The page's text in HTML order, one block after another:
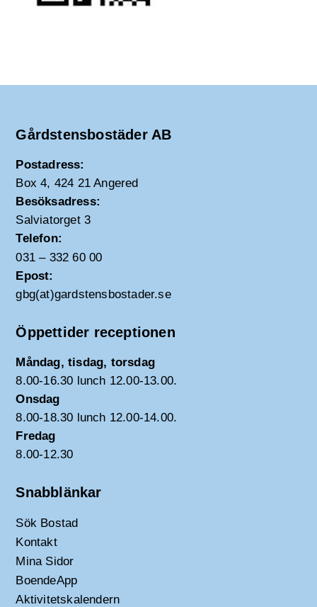
Gårdstensbostäder AB
Postadress:
Box 4, 424 21 Angered
Besöksadress:
Salviatorget 3
Telefon:
031 – 332 60 00
Epost:
gbg(at)gardstensbostader.se
Öppettider receptionen
Måndag, tisdag, torsdag
8.00-16.30 lunch 12.00-13.00.
Onsdag
8.00-18.30 lunch 12.00-14.00.
Fredag
8.00-12.30
Snabblänkar
Sök Bostad
Kontakt
Mina Sidor
BoendeApp
Aktivitetskalendern